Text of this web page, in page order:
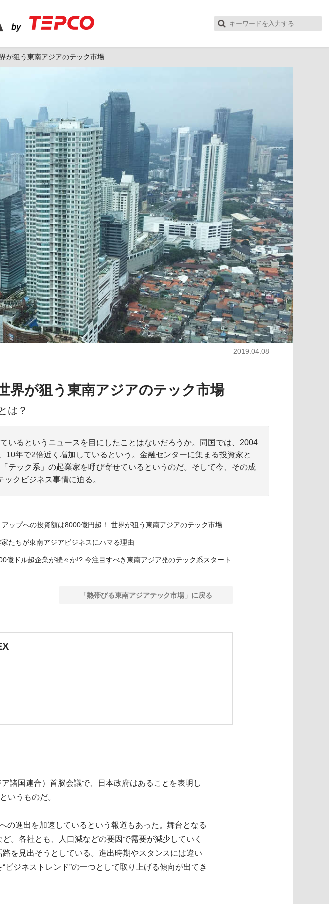
が狙う東南アジアのテック市場
2019.04.08
界が狙う東南アジアのテック市場
は？
いるというニュースを目にしたことはないだろうか。同国では、2004
年で2倍近く増加しているという。金融センターに集まる投資家と
テック系」の起業家を呼び寄せているというのだ。そして今、その成
クビジネス事情に迫る。
アップへの投資額は8000億円超！ 世界が狙う東南アジアのテック市場
たちが東南アジアビジネスにハマる理由
億ドル超企業が続々か!? 今注目すべき東南アジア発のテック系スタート
「熱帯びる東南アジアテック市場」に戻る
諸国連合）首脳会議で、日本政府はあることを表明し
いうものだ。
の進出を加速しているという報道もあった。舞台となる
。各社とも、人口減などの要因で需要が減少していく
を見出そうとしている。進出時期やスタンスには違い
ジネストレンド”の一つとして取り上げる傾向が出てき